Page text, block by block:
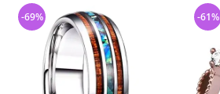
-69% -61%